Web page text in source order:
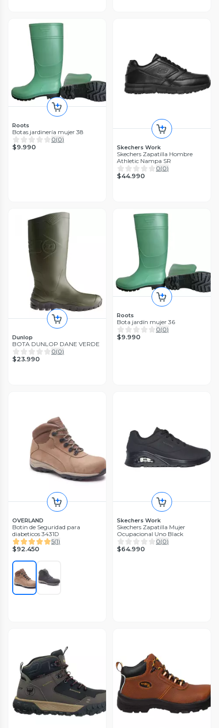
Roots
Botas jardinería mujer 38
0(0)
$9.990 Skechers Work
Skechers Zapatilla Hombre
Athletic Nampa SR
0(0)
$44.990
Dunlop
BOTA DUNLOP DANE VERDE
0(0)
$23.990
Roots
Bota jardín mujer 36
0(0)
$9.990
OVERLAND
Botin de Seguridad para
diabeticos 3431D
5(1)
$92.450
Skechers Work
Skechers Zapatilla Mujer
Ocupacional Uno Black
0(0)
$64.990